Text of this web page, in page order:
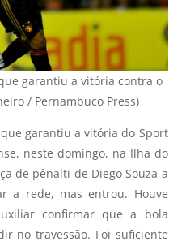
garantiu a vitória contra o
/ Pernambuco Press)
garantiu a vitória do Sport
neste domingo, na Ilha do
de pênalti de Diego Souza a
a rede, mas entrou. Houve
confirmar que a bola
no travessão. Foi suficiente